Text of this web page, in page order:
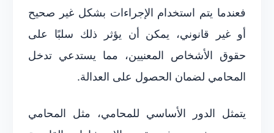
فعندما يتم استخدام الإجراءات بشكل غير صحيح
أو غير قانوني، يمكن أن يؤثر ذلك سلبًا على
حقوق الأشخاص المعنيين، مما يستدعي تدخل
المحامي لضمان الحصول على العدالة.
يتمثل الدور الأساسي للمحامي، مثل المحامي